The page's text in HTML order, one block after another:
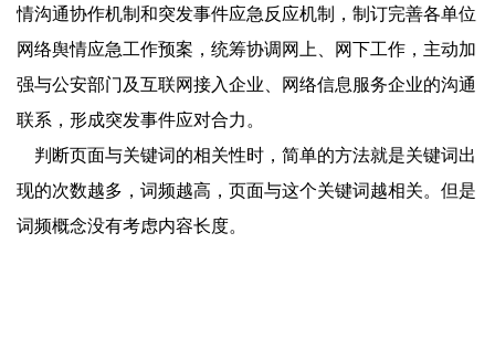
情沟通协作机制和突发事件应急反应机制，制订完善各单位
网络舆情应急工作预案，统筹协调网上、网下工作，主动加
强与公安部门及互联网接入企业、网络信息服务企业的沟通
联系，形成突发事件应对合力。
判断页面与关键词的相关性时，简单的方法就是关键词出
现的次数越多，词频越高，页面与这个关键词越相关。但是
词频概念没有考虑内容长度。